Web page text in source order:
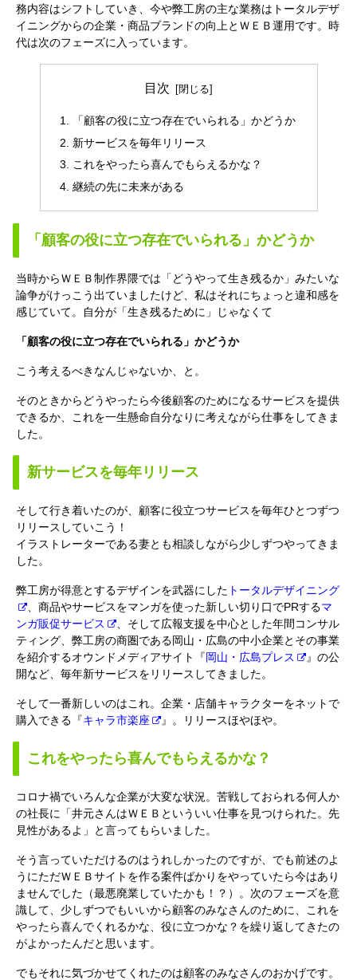
務内容はシフトしていき、今や弊工房の主な業務はトータルデザ
イニングからの企業・商品ブランドの向上とＷＥＢ運用です。時
代は次のフェーズに入っています。
目次
「顧客の役に立つ存在でいられる」かどうか
新サービスを毎年リリース
これをやったら喜んでもらえるかな？
継続の先に未来がある
「顧客の役に立つ存在でいられる」かどうか
当時からＷＥＢ制作界隈では「どうやって生き残るか」みたいな
論争がけっこう出ていましたけど、私はそれにちょっと違和感を
感じていて。自分が「生き残るために」じゃなくて
「顧客の役に立つ存在でいられる」かどうか
こう考えるべきなんじゃないか、と。
そのときからどうやったら今後顧客のためになるサービスを提供
できるか、これを一生懸命自分なりに考えながら仕事をしてきま
した。
新サービスを毎年リリース
そして行き着いたのが、顧客に役立つサービスを毎年ひとつずつ
リリースしていこう！
イラストレーターである妻とも相談しながら少しずつやってきま
した。
弊工房が得意とするデザインを武器にした トータルデザイニング
、商品やサービスをマンガを使った新しい切り口でPRするマ
ンガ販促サービス
、そして広報支援を中心とした年間コンサル
ティング、弊工房の商圏である岡山・広島の中小企業とその事業
を紹介するオウンドメディアサイト『岡山・広島プレス
』の公
開など、毎年新サービスをリリースしてきました。
そして一番新しいのはこれ。企業・店舗キャラクターをネットで
購入できる『キャラ市楽座 』。リリースほやほや。
これをやったら喜んでもらえるかな？
コロナ禍でいろんな企業が大変な状況。苦戦しておられる何人か
の社長に「井元さんはＷＥＢといういい仕事を見つけられた。先
見性があるよ」と言ってもらいました。
そう言っていただけるのはうれしかったのですが、でも前述のよ
うにただＷＥＢサイトを作る案件ばかりをやっていたら今はあり
ませんでした（最悪廃業していたかも！？）。次のフェーズを意
識して、少しずつでもいいから顧客のみなさんのために、これを
やったら喜んでくれるかな、役に立つかな？を繰り返してきたの
がよかったんだと思います。
でもそれに気づかせてくれたのは顧客のみなさんのおかげです。